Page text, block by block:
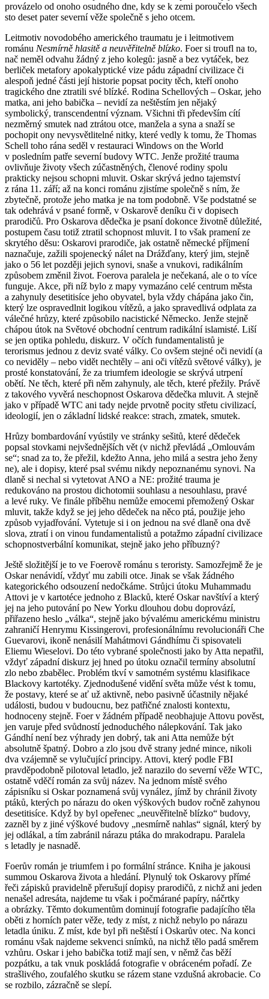
provázelo od onoho osudného dne, kdy se k zemi poroučelo všech
sto deset pater severní věže společně s jeho otcem.
Leitmotiv novodobého amerického traumatu je i leitmotivem
románu Nesmírně hlasitě a neuvěřitelně blízko. Foer si troufl na to,
nač neměl odvahu žádný z jeho kolegů: jasně a bez vytáček, bez
berliček metafory apokalyptické vize pádu západní civilizace či
alespoň jedné části její historie popsat pocity těch, kteří onoho
tragického dne ztratili své blízké. Rodina Schellových – Oskar, jeho
matka, ani jeho babička – nevidí za neštěstím jen nějaký
symbolický, transcendentní význam. Všichni tři především cítí
nezměrný smutek nad ztrátou otce, manžela a syna a snaží se
pochopit ony nevysvětlitelné nitky, které vedly k tomu, že Thomas
Schell toho rána seděl v restauraci Windows on the World
v posledním patře severní budovy WTC. Jenže prožité trauma
ovlivňuje životy všech zúčastněných, členové rodiny spolu
prakticky nejsou schopni mluvit. Oskar skrývá jedno tajemství
z rána 11. září; až na konci románu zjistíme společně s ním, že
zbytečně, protože jeho matka je na tom podobně. Vše podstatné se
tak odehrává v psané formě, v Oskarově deníku či v dopisech
prarodičů. Pro Oskarova dědečka je psaní dokonce životně důležité,
postupem času totiž ztratil schopnost mluvit. I to však pramení ze
skrytého děsu: Oskarovi prarodiče, jak ostatně německé příjmení
naznačuje, zažili spojenecký nálet na Drážďany, který jim, stejně
jako o 56 let později jejich synovi, snaše a vnukovi, radikálním
způsobem změnil život. Foerova paralela je nečekaná, ale o to více
funguje. Akce, při níž bylo z mapy vymazáno celé centrum města
a zahynuly desetitisíce jeho obyvatel, byla vždy chápána jako čin,
který lze ospravedlnit logikou vítězů, a jako spravedlivá odplata za
válečné hrůzy, které způsobilo nacistické Německo. Jenže stejně
chápou útok na Světové obchodní centrum radikální islamisté. Liší
se jen optika pohledu, diskurz. V očích fundamentalistů je
terorismus jednou z deviz svaté války. Co ovšem stejné oči nevidí (a
co neviděly – nebo vidět nechtěly – ani oči vítězů světové války), je
prosté konstatování, že za triumfem ideologie se skrývá utrpení
obětí. Ne těch, které při něm zahynuly, ale těch, které přežily. Právě
z takového vyvěrá neschopnost Oskarova dědečka mluvit. A stejně
jako v případě WTC ani tady nejde prvotně pocity střetu civilizací,
ideologií, jen o základní lidské reakce: strach, zmatek, smutek.
Hrůzy bombardování vyústily ve stránky sešitů, které dědeček
popsal stovkami nejvšednějších vět (v nichž převládá „Omlouvám
se“; snad za to, že přežil, kdežto Anna, jeho milá a sestra jeho ženy
ne), ale i dopisy, které psal svému nikdy nepoznanému synovi. Na
dlaně si nechal si vytetovat ANO a NE: prožité trauma je
redukováno na prostou dichotomii souhlasu a nesouhlasu, pravé
a levé ruky. Ve finále příběhu nemůže emocemi přemožený Oskar
mluvit, takže když se jej jeho dědeček na něco ptá, použije jeho
způsob vyjadřování. Vytetuje si i on jednou na své dlaně ona dvě
slova, ztratí i on vinou fundamentalistů a potažmo západní civilizace
schopnostverbální komunikat, stejně jako jeho příbuzný?
Ještě složitější je to ve Foerově románu s teroristy. Samozřejmě že je
Oskar nenávidí, vždyť mu zabili otce. Jinak se však žádného
kategorického odsouzení nedočkáme. Strůjci útoku Muhammadu
Attovi je v kartotéce jednoho z Blacků, které Oskar navštíví a který
jej na jeho putování po New Yorku dlouhou dobu doprovází,
přiřazeno heslo „válka“, stejně jako bývalému americkému ministru
zahraničí Henrymu Kissingerovi, profesionálnímu revolucionáři Che
Guevarovi, ikoně nenásilí Mahátmovi Gándhímu či spisovateli
Eliemu Wieselovi. Do této vybrané společnosti jako by Atta nepatřil,
vždyť západní diskurz jej hned po útoku označil termíny absolutní
zlo nebo zbabělec. Problém tkví v samotném systému klasifikace
Blackovy kartotéky. Zjednodušené vidění světa může vést k tomu,
že postavy, které se ať už aktivně, nebo pasivně účastnily nějaké
události, budou v budoucnu, bez patřičné znalosti kontextu,
hodnoceny stejně. Foer v žádném případě neobhajuje Attovu pověst,
jen varuje před svůdností jednoduchého nálepkování. Tak jako
Gándhí není bez výhrady jen dobrý, tak ani Atta nemůže být
absolutně špatný. Dobro a zlo jsou dvě strany jedné mince, nikoli
dva vzájemně se vylučující principy. Attovi, který podle FBI
pravděpodobně pilotoval letadlo, jež narazilo do severní věže WTC,
ostatně vděčí román za svůj název. Na jednom místě svého
zápisníku si Oskar poznamená svůj vynález, jímž by chránil životy
ptáků, kterých po nárazu do oken výškových budov ročně zahynou
desetitisíce. Když by byl opeřenec „neuvěřitelně blízko“ budovy,
zazněl by z jiné výškové budovy „nesmírně nahlas“ signál, který by
jej odlákal, a tím zabránil nárazu ptáka do mrakodrapu. Paralela
s letadly je nasnadě.
Foerův román je triumfem i po formální stránce. Kniha je jakousi
summou Oskarova života a hledání. Plynulý tok Oskarovy přímé
řeči zápisků pravidelně přerušují dopisy prarodičů, z nichž ani jeden
nenašel adresáta, najdeme tu však i počmárané papíry, náčrtky
a obrázky. Těmto dokumentům dominují fotografie padajícího těla
oběti z horních pater věže, tedy z míst, z nichž nebylo po nárazu
letadla úniku. Z míst, kde byl při neštěstí i Oskarův otec. Na konci
románu však najdeme sekvenci snímků, na nichž tělo padá směrem
vzhůru. Oskar i jeho babička totiž mají sen, v němž čas běží
pozpátku, a tak vnuk poskládá fotografie v obráceném pořadí. Ze
strašlivého, zoufalého skutku se rázem stane vzdušná akrobacie. Co
se rozbilo, zázračně se slepí.